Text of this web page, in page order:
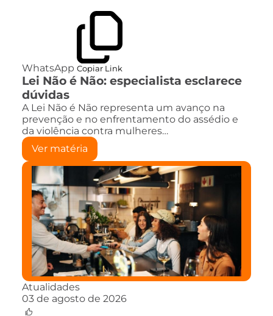
WhatsApp Copiar Link
Lei Não é Não: especialista esclarece
dúvidas
A Lei Não é Não representa um avanço na
prevenção e no enfrentamento do assédio e
da violência contra mulheres…
Ver matéria
Atualidades
03 de agosto de 2026